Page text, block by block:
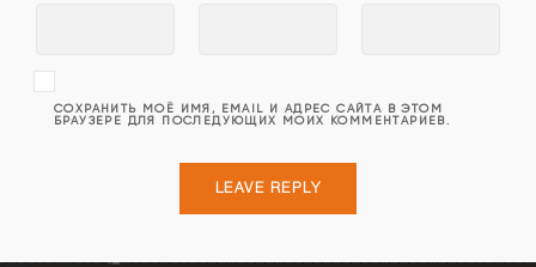
СОХРАНИТЬ МОЁ ИМЯ, EMAIL И АДРЕС САЙТА В ЭТОМ
БРАУЗЕРЕ ДЛЯ ПОСЛЕДУЮЩИХ МОИХ КОММЕНТАРИЕВ.